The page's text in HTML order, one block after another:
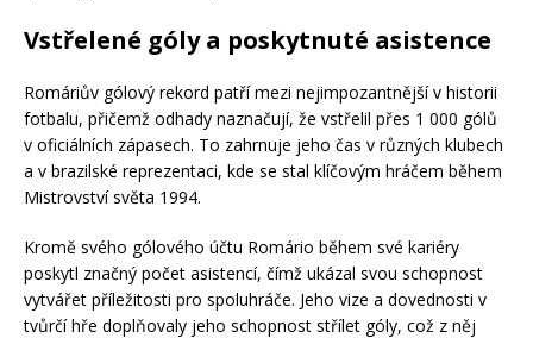
Vstřelené góly a poskytnuté asistence
Romáriův gólový rekord patří mezi nejimpozantnější v historii
fotbalu, přičemž odhady naznačují, že vstřelil přes 1 000 gólů
v oficiálních zápasech. To zahrnuje jeho čas v různých klubech
a v brazilské reprezentaci, kde se stal klíčovým hráčem během
Mistrovství světa 1994.
Kromě svého gólového účtu Romário během své kariéry
poskytl značný počet asistencí, čímž ukázal svou schopnost
vytvářet příležitosti pro spoluhráče. Jeho vize a dovednosti v
tvůrčí hře doplňovaly jeho schopnost střílet góly, což z něj